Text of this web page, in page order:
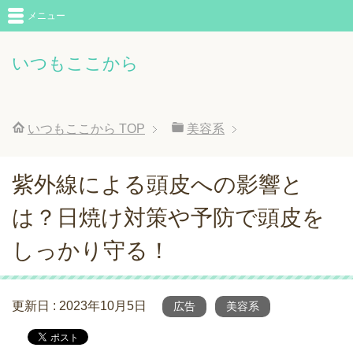
いつもここから
メニュー
いつもここから TOP 美容系
紫外線による頭皮への影響と
は？日焼け対策や予防で頭皮を
しっかり守る！
更新日 : 2023年10月5日 広告 美容系